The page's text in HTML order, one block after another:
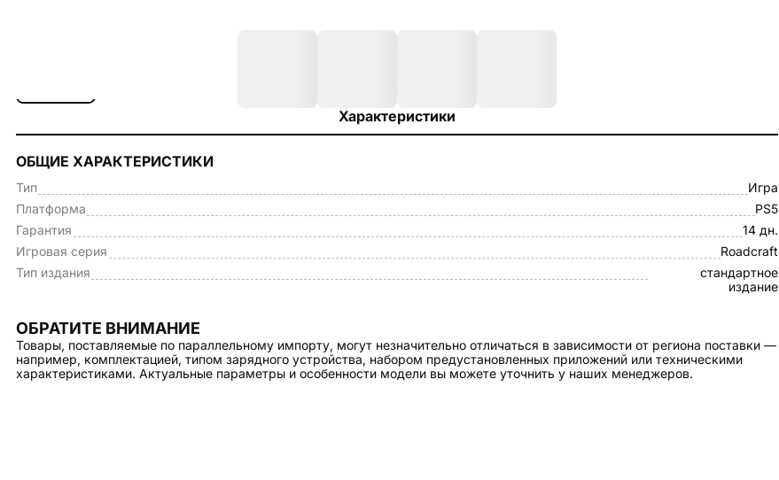
Характеристики
ОБЩИЕ ХАРАКТЕРИСТИКИ
Тип
Игра
Платформа
PS5
Гарантия
14 дн.
Игровая серия
Roadcraft
Тип издания
стандартное
издание
ОБРАТИТЕ ВНИМАНИЕ
Товары, поставляемые по параллельному импорту, могут незначительно отличаться в зависимости от региона поставки —
например, комплектацией, типом зарядного устройства, набором предустановленных приложений или техническими
характеристиками. Актуальные параметры и особенности модели вы можете уточнить у наших менеджеров.